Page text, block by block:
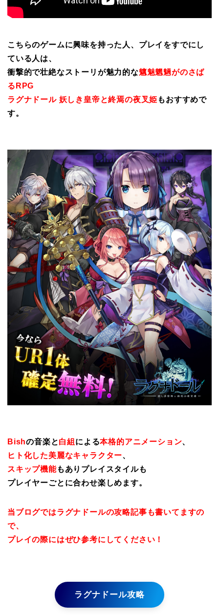
こちらのゲームに興味を持った人、プレイをすでにし
ている人は、
衝撃的で壮絶なストーリが魅力的な魑魅魍魎がのさば
るRPG
ラグナドール 妖しき皇帝と終焉の夜叉姫 もおすすめで
す。
Bishの音楽と白組 による本格的アニメーション、
ヒト化した美麗なキャラクター、
スキップ機能もありプレイスタイルも
プレイヤーごとに合わせ楽しめます。
当ブログではラグナドールの攻略記事も書いてますの
で、
プレイの際にはぜひ参考にしてください！
ラグナドール攻略